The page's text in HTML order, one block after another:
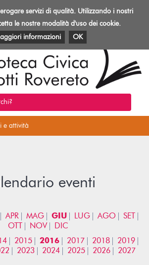
Toggle
PATRIMONIO E RISORSE
e attività
eventi
APR MAG GIU LUG AGO
SET
OTT
NOV
DIC
2015 2016 2017 2018
2019
2023 2024 2025 2026 2027
servizi di qualità. Utilizzando i nostri
le nostre modalità d'uso dei cookie.
informazioni
OK